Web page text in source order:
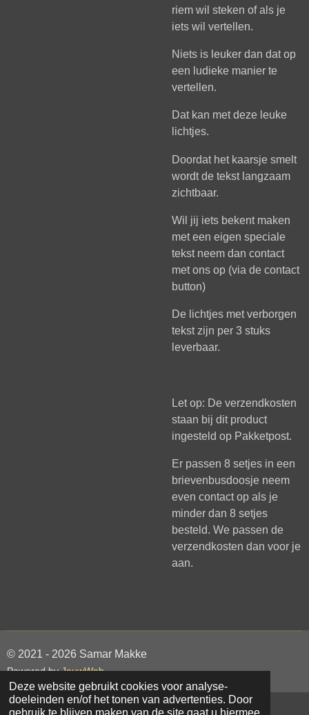
Deze website gebruikt cookies voor analyse-
doeleinden en/of het tonen van advertenties. Door
gebruik te blijven maken van de site gaat u hiermee
riem wil steken of als je
iets wil vertellen.
Niets is leuker dan dat op
een ludieke manier te
vertellen.
Dat kan met deze leuke
lichtjes.
Doordat het kaarsje smelt
wordt de tekst langzaam
zichtbaar.
Wil jij iets bekent maken
met een eigen speciale
tekst neem dan contact
met ons op (via de contact
button)
De lichtjes met verborgen
tekst zijn per 3 stuks
leverbaar.
Let op: De verzendkosten
staan bij dit product
ingesteld op Pakketpost.
Er passen 8 setjes in een
brievenbusdoosje neem
even contact op als je
minder dan 8 setjes
besteld. We passen de
verzendkosten dan voor je
aan.
© 2021 - 2026 Samar Makke
Powered byJouwWeb